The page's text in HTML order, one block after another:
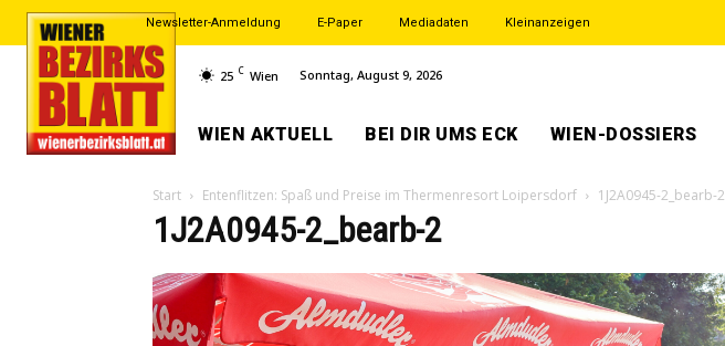
Newsletter-Anmeldung E-Paper Mediadaten Kleinanzeigen
25 C Wien Sonntag, August 9, 2026
WIEN AKTUELL BEI DIR UMS ECK WIEN-DOSSIERS
Start Entenflitzen: Spaß und Preise im Thermenresort Loipersdorf 1J2A0945-2_bearb-2
1J2A0945-2_bearb-2